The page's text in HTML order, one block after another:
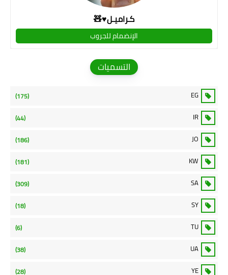
كـراميـل♥🧸
الإنضمام للجروب
التسميات
EG
(175)
IR
(44)
JO
(186)
KW
(181)
SA
(309)
SY
(18)
TU
(6)
UA
(38)
YE
(28)